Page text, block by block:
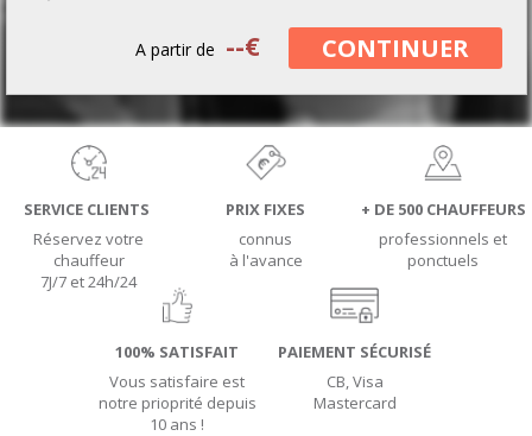
A partir de --€ CONTINUER
SERVICE CLIENTS
Réservez votre
chauffeur
7J/7 et 24h/24
PRIX FIXES
connus
à l'avance
+ DE 500 CHAUFFEURS
professionnels et
ponctuels
100% SATISFAIT
Vous satisfaire est
notre prioprité depuis
10 ans !
PAIEMENT SÉCURISÉ
CB, Visa
Mastercard